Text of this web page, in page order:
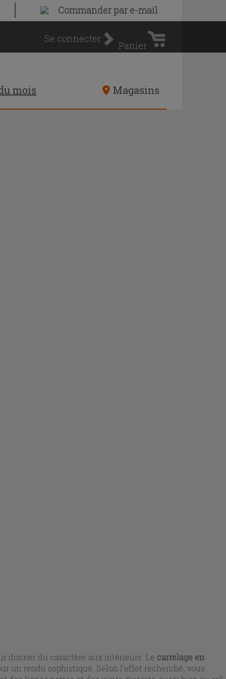
Commander par e-mail
Se connecter
d'achat
Panier
mois Magasins
donner du caractère aux intérieurs. Le carrelage en
un rendu sophistiqué. Selon l’effet recherché, vous